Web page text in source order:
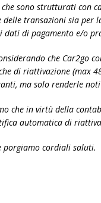
sono strutturati con
transazioni sia per
di pagamento e/o
che Car2go
di riattivazione (max
ma solo renderle
che in virtù della
automatica di
porgiamo cordiali saluti.